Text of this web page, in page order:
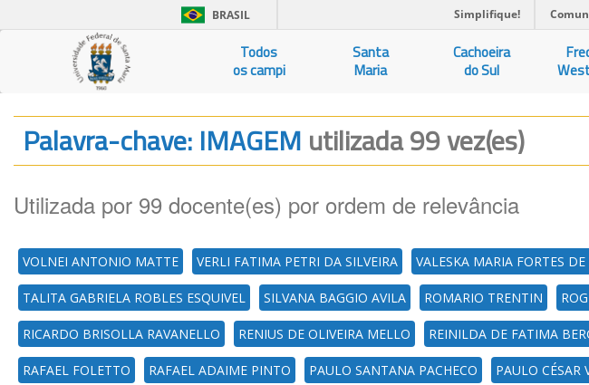
BRASIL Simplifique!
Todos
os campi
Santa
Maria
Cachoeira
do Sul
Palavra-chave: IMAGEM utilizada 99 vez(es)
Utilizada por 99 docente(es) por ordem de relevância
VOLNEI ANTONIO MATTE VERLI FATIMA PETRI DA SILVEIRA VALESKA MARIA FORTES
TALITA GABRIELA ROBLES ESQUIVEL SILVANA BAGGIO AVILA ROMARIO TRENTIN
RICARDO BRISOLLA RAVANELLO RENIUS DE OLIVEIRA MELLO REINILDA DE FATIMA
RAFAEL FOLETTO RAFAEL ADAIME PINTO PAULO SANTANA PACHECO PAULO CÉSAR